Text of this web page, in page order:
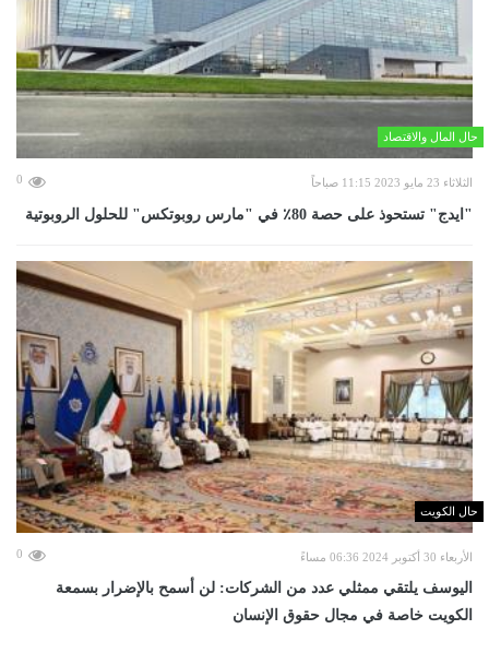
حال المال والاقتصاد
الثلاثاء 23 مايو 2023 11:15 صباحاً 0
"ايدج" تستحوذ على حصة 80٪ في "مارس روبوتكس" للحلول الروبوتية
حال الكويت
الأربعاء 30 أكتوبر 2024 06:36 مساءً 0
اليوسف يلتقي ممثلي عدد من الشركات: لن أسمح بالإضرار بسمعة
الكويت خاصة في مجال حقوق الإنسان